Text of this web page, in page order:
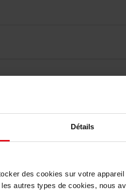
Détails
des cookies sur votre
autres types de cookies, nous
Vous aimerez